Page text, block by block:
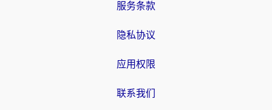
服务条款
隐私协议
应用权限
联系我们